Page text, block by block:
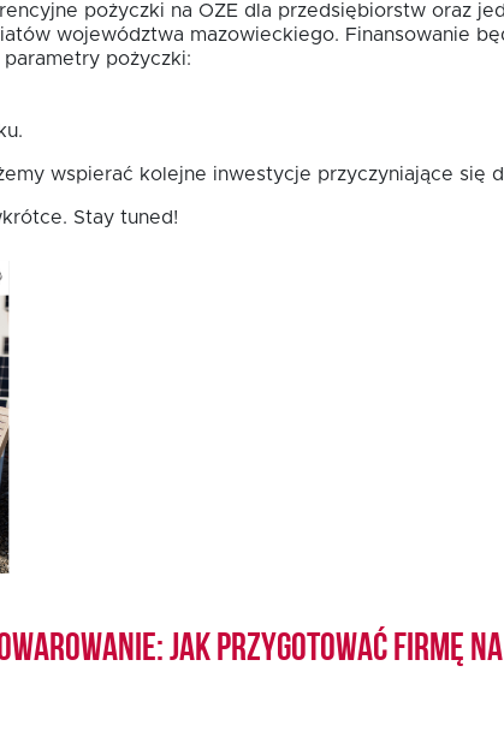
pożyczki na OZE dla przedsiębiorstw oraz
województwa mazowieckiego. Finansowanie
parametry pożyczki:
wspierać kolejne inwestycje przyczyniające się
Stay tuned!
jak przygotować firmę